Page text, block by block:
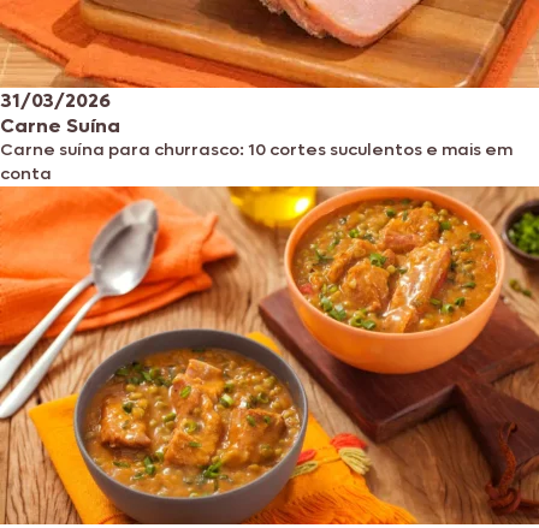
31/03/2026
Carne Suína
Carne suína para churrasco: 10 cortes suculentos e mais em
conta